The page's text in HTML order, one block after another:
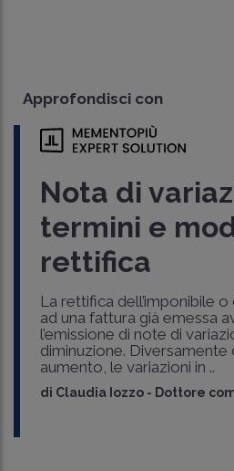
Approfondisci con
Nota di
termini e
rettifica
La rettifica dell’imponibile o
ad una fattura già emessa
l’emissione di note di
diminuzione. Diversamente
aumento, le variazioni in ..
di Claudia Iozzo - Dottore